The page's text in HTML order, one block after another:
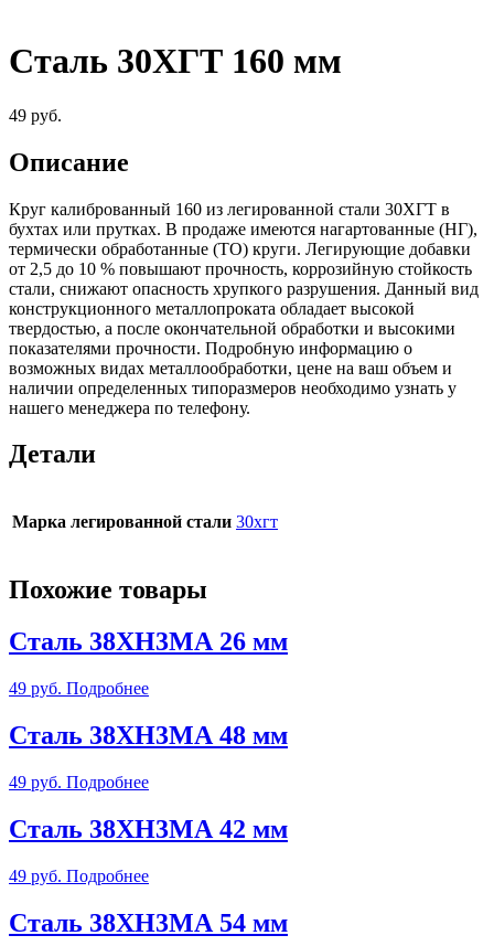
Сталь 30ХГТ 160 мм
49 руб.
Описание
Круг калиброванный 160 из легированной стали 30ХГТ в
бухтах или прутках. В продаже имеются нагартованные (НГ),
термически обработанные (ТО) круги. Легирующие добавки
от 2,5 до 10 % повышают прочность, коррозийную стойкость
стали, снижают опасность хрупкого разрушения. Данный вид
конструкционного металлопроката обладает высокой
твердостью, а после окончательной обработки и высокими
показателями прочности. Подробную информацию о
возможных видах металлообработки, цене на ваш объем и
наличии определенных типоразмеров необходимо узнать у
нашего менеджера по телефону.
Детали
Марка легированной стали 30хгт
Похожие товары
Сталь 38ХН3МА 26 мм
49 руб. Подробнее
Сталь 38ХН3МА 48 мм
49 руб. Подробнее
Сталь 38ХН3МА 42 мм
49 руб. Подробнее
Сталь 38ХН3МА 54 мм